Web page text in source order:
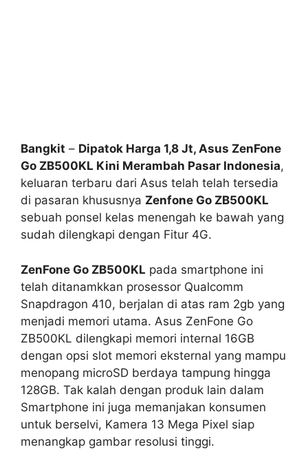
Bangkit – Dipatok Harga 1,8 Jt, Asus ZenFone
Go ZB500KL Kini Merambah Pasar Indonesia,
keluaran terbaru dari Asus telah telah tersedia
di pasaran khususnya Zenfone Go ZB500KL
sebuah ponsel kelas menengah ke bawah yang
sudah dilengkapi dengan Fitur 4G.
ZenFone Go ZB500KL pada smartphone ini
telah ditanamkkan prosessor Qualcomm
Snapdragon 410, berjalan di atas ram 2gb yang
menjadi memori utama. Asus ZenFone Go
ZB500KL dilengkapi memori internal 16GB
dengan opsi slot memori eksternal yang mampu
menopang microSD berdaya tampung hingga
128GB. Tak kalah dengan produk lain dalam
Smartphone ini juga memanjakan konsumen
untuk berselvi, Kamera 13 Mega Pixel siap
menangkap gambar resolusi tinggi.